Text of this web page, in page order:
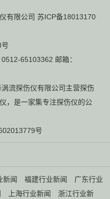
有限公司 苏ICP备18013170
65103362 邮箱：
流探伤仪有限公司主营探伤
，是一家集专注探伤仪的公
号
新闻 福建行业新闻
广东行业
上海行业新闻 浙江行业新